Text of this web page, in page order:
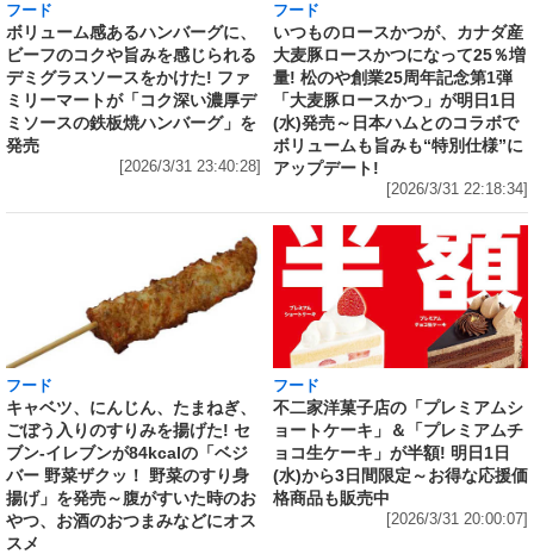
フード
ボリューム感あるハンバーグに、
ビーフのコクや旨みを感じられる
デミグラスソースをかけた! ファ
ミリーマートが「コク深い濃厚デ
ミソースの鉄板焼ハンバーグ」を
発売
[2026/3/31 23:40:28]
フード
いつものロースかつが、カナダ産
大麦豚ロースかつになって25％増
量! 松のや創業25周年記念第1弾
「大麦豚ロースかつ」が明日1日
(水)発売～日本ハムとのコラボで
ボリュームも旨みも“特別仕様”に
アップデート!
[2026/3/31 22:18:34]
フード
キャベツ、にんじん、たまねぎ、
ごぼう入りのすりみを揚げた! セ
ブン‐イレブンが84kcalの「ベジ
バー 野菜ザクッ！ 野菜のすり身
揚げ」を発売～腹がすいた時のお
やつ、お酒のおつまみなどにオス
スメ
フード
不二家洋菓子店の「プレミアムシ
ョートケーキ」＆「プレミアムチ
ョコ生ケーキ」が半額! 明日1日
(水)から3日間限定～お得な応援価
格商品も販売中
[2026/3/31 20:00:07]